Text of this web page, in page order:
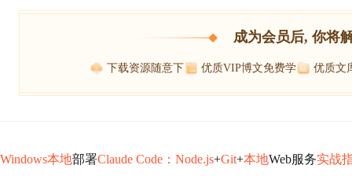
成为会员后, 你将
下载资源随意下 优质VIP博文免费学 优质文
Windows本地部署Claude Code：Node.js+Git+本地Web服务实战